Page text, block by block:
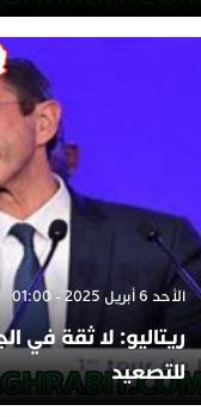
الأحد 6 أبريل 2025 - 01:00
ريتاليو: لا ثقة في
للتصعيد